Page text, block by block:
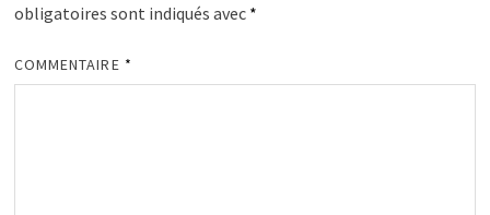
obligatoires sont indiqués avec *
COMMENTAIRE *